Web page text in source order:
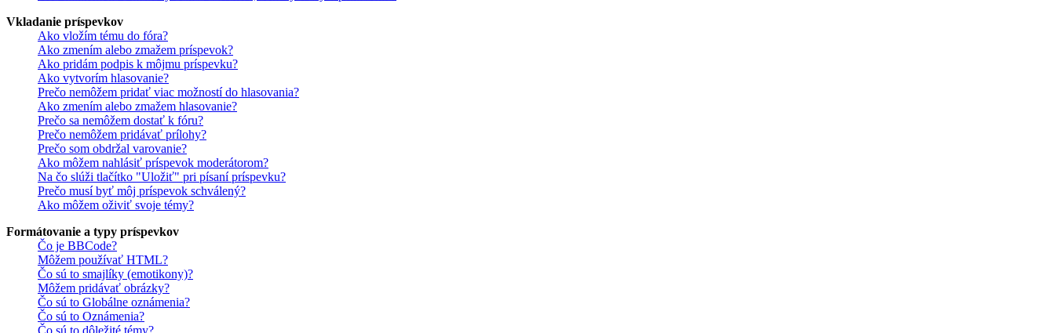
Vkladanie príspevkov
Ako vložím tému do fóra?
Ako zmením alebo zmažem príspevok?
Ako pridám podpis k môjmu príspevku?
Ako vytvorím hlasovanie?
Prečo nemôžem pridať viac možností do hlasovania?
Ako zmením alebo zmažem hlasovanie?
Prečo sa nemôžem dostať k fóru?
Prečo nemôžem pridávať prílohy?
Prečo som obdržal varovanie?
Ako môžem nahlásiť príspevok moderátorom?
Na čo slúži tlačítko "Uložiť" pri písaní príspevku?
Prečo musí byť môj príspevok schválený?
Ako môžem oživiť svoje témy?
Formátovanie a typy príspevkov
Čo je BBCode?
Môžem používať HTML?
Čo sú to smajlíky (emotikony)?
Môžem pridávať obrázky?
Čo sú to Globálne oznámenia?
Čo sú to Oznámenia?
Čo sú to dôležité témy?